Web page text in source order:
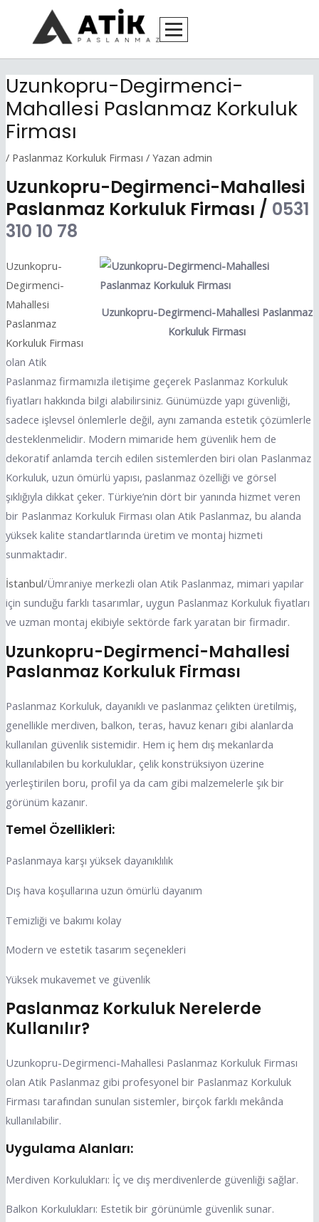
Uzunkopru-Degirmenci-
Mahallesi Paslanmaz Korkuluk
Firması
/ Paslanmaz Korkuluk Firması / Yazan admin
Uzunkopru-Degirmenci-Mahallesi
Paslanmaz Korkuluk Firması / 0531
310 10 78
Uzunkopru-Degirmenci-Mahallesi Paslanmaz
Korkuluk Firması
Uzunkopru-
Degirmenci-
Mahallesi
Paslanmaz
Korkuluk Firması
olan Atik
Paslanmaz firmamızla iletişime geçerek Paslanmaz Korkuluk
fiyatları hakkında bilgi alabilirsiniz. Günümüzde yapı güvenliği,
sadece işlevsel önlemlerle değil, aynı zamanda estetik çözümlerle
desteklenmelidir. Modern mimaride hem güvenlik hem de
dekoratif anlamda tercih edilen sistemlerden biri olan Paslanmaz
Korkuluk, uzun ömürlü yapısı, paslanmaz özelliği ve görsel
şıklığıyla dikkat çeker. Türkiye’nin dört bir yanında hizmet veren
bir Paslanmaz Korkuluk Firması olan Atik Paslanmaz, bu alanda
yüksek kalite standartlarında üretim ve montaj hizmeti
sunmaktadır.
İstanbul/Ümraniye merkezli olan Atik Paslanmaz, mimari yapılar
için sunduğu farklı tasarımlar, uygun Paslanmaz Korkuluk fiyatları
ve uzman montaj ekibiyle sektörde fark yaratan bir firmadır.
Uzunkopru-Degirmenci-Mahallesi
Paslanmaz Korkuluk Firması
Paslanmaz Korkuluk, dayanıklı ve paslanmaz çelikten üretilmiş,
genellikle merdiven, balkon, teras, havuz kenarı gibi alanlarda
kullanılan güvenlik sistemidir. Hem iç hem dış mekanlarda
kullanılabilen bu korkuluklar, çelik konstrüksiyon üzerine
yerleştirilen boru, profil ya da cam gibi malzemelerle şık bir
görünüm kazanır.
Temel Özellikleri:
Paslanmaya karşı yüksek dayanıklılık
Dış hava koşullarına uzun ömürlü dayanım
Temizliği ve bakımı kolay
Modern ve estetik tasarım seçenekleri
Yüksek mukavemet ve güvenlik
Paslanmaz Korkuluk Nerelerde
Kullanılır?
Uzunkopru-Degirmenci-Mahallesi Paslanmaz Korkuluk Firması
olan Atik Paslanmaz gibi profesyonel bir Paslanmaz Korkuluk
Firması tarafından sunulan sistemler, birçok farklı mekânda
kullanılabilir.
Uygulama Alanları:
Merdiven Korkulukları: İç ve dış merdivenlerde güvenliği sağlar.
Balkon Korkulukları: Estetik bir görünümle güvenlik sunar.
dolaşımı